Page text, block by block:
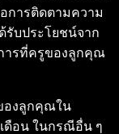
การติดตามความ
รับประโยชน์จาก
ารที่ครูของลูกคุณ
องลูกคุณใน
ดือน ในกรณีอื่น ๆ